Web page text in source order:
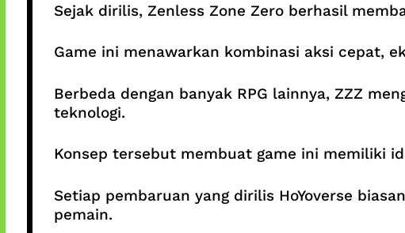
Sejak dirilis, Zenless Zone Zero berhasil
Game ini menawarkan kombinasi aksi cepat,
Berbeda dengan banyak RPG lainnya, ZZZ
teknologi.
Konsep tersebut membuat game ini memiliki
Setiap pembaruan yang dirilis HoYoverse
pemain.